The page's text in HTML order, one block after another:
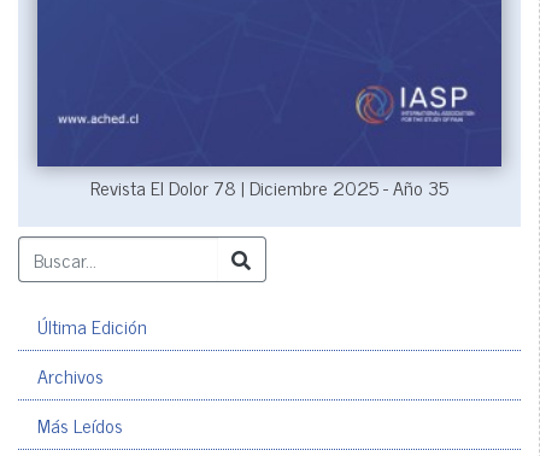
Revista El Dolor 78 | Diciembre 2025 - Año 35
Última Edición
Archivos
Más Leídos